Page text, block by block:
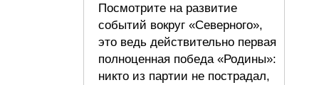
Посмотрите на развитие
событий вокруг «Северного»,
это ведь действительно первая
полноценная победа «Родины»:
никто из партии не пострадал,